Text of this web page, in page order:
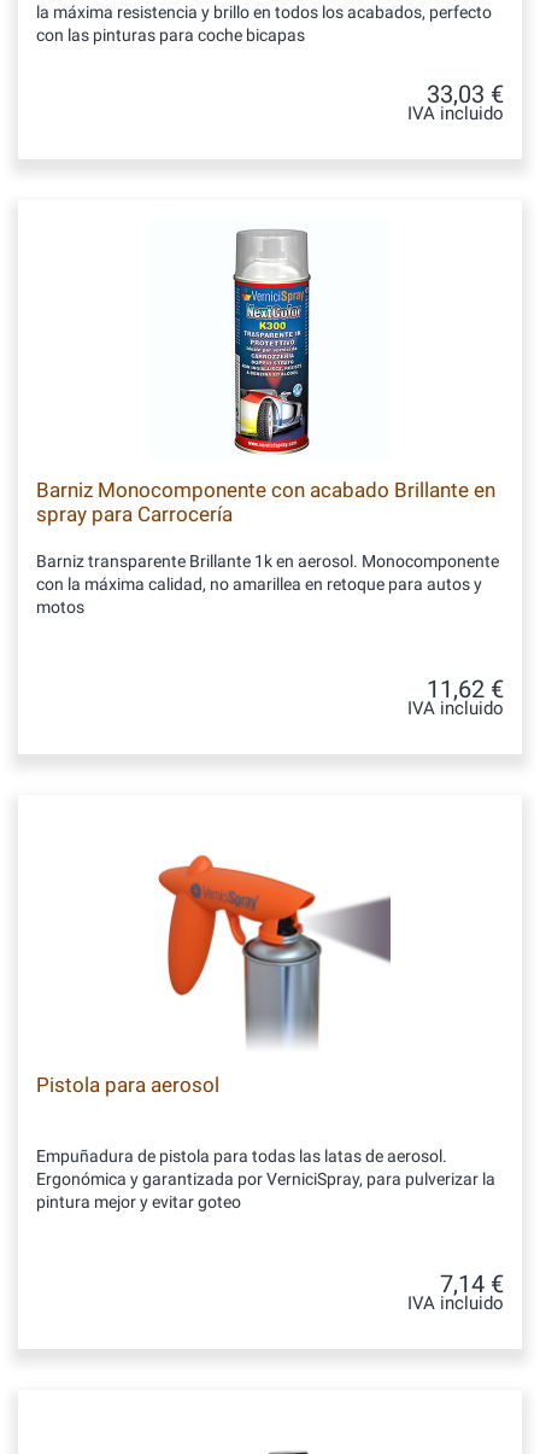
la máxima resistencia y brillo en todos los acabados, perfecto
con las pinturas para coche bicapas
33,03 €
IVA incluido
Barniz Monocomponente con acabado Brillante en
spray para Carrocería
Barniz transparente Brillante 1k en aerosol. Monocomponente
con la máxima calidad, no amarillea en retoque para autos y
motos
11,62 €
IVA incluido
Pistola para aerosol
Empuñadura de pistola para todas las latas de aerosol.
Ergonómica y garantizada por VerniciSpray, para pulverizar la
pintura mejor y evitar goteo
7,14 €
IVA incluido